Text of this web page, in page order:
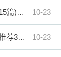
篇)… 10-23
荐3… 10-23